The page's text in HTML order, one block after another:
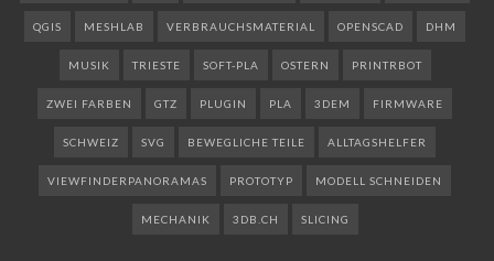
QGIS MESHLAB VERBRAUCHSMATERIAL OPENSCAD DHM
MUSIK TRIESTE SOFT-PLA OSTERN PRINTRBOT
ZWEI FARBEN GTZ PLUGIN PLA 3DEM FIRMWARE
SCHWEIZ SVG BEWEGLICHE TEILE ALLTAGSHELFER
VIEWFINDERPANORAMAS PROTOTYP MODELL SCHNEIDEN
MECHANIK 3DB.CH SLICING